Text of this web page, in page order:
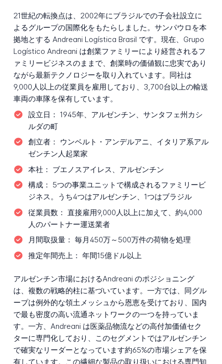
21世紀の転換点は、2002年にブラジルでの子会社設立に
よるグループの国際化をもたらしました。サンパウロを本
拠地とする Andreani Logística Brasil です。現在、Grupo
Logístico Andreani は創業ファミリーにより経営されるフ
ァミリービジネスのままで、創業時の価値観に忠実であり
ながら最新テクノロジーを取り入れています。同社は
9,000人以上の従業員を雇用しており、3,700台以上の輸送
車両の車隊を保有しています。
設立日： 1945年、アルゼンチン、サンタフェ州カシ
ルダの町
創立者： ウンベルト・アンデルアニ、イタリア系アル
ゼンチン人起業家
本社： ブエノスアイレス、アルゼンチン
構成： 5つの事業ユニットで構成されるファミリービ
ジネス。うち4つはアルゼンチン、1つはブラジル
従業員数： 直接雇用9,000人以上に加えて、約4,000
人のパートナー運送業者
月間取扱量： 毎月450万～500万件の荷物を処理
推定年間売上： 年間15億ドル以上
アルゼンチン市場におけるAndreani のポジショニング
は、複数の戦略的柱に基づいています。一方では、同グル
ープは例外的な領土メッシュから恩恵を受けており、国内
で最も密度の高い流通ネットワークの一つを持っていま
す。一方、Andreani は医薬品物流などの高付加価値セク
ターに専門化しており、このセグメントではアルゼンチン
で確実なリーダーとなっています約65%の市場シェアを保
有しています。この繊細な製品の取り扱いにおける専門知